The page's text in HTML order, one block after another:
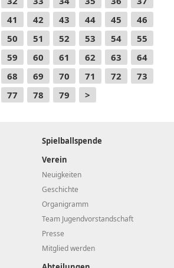
41 42 43 44 45
46
50 51 52 53 54
55
59 60 61 62 63
64
68 69 70 71 72
73
77 78 79 >
Spielballspende
Verein
Neuigkeiten
Geschichte
Organigramm
Team Jugendvorstandschaft
Presse
Mitglied werden